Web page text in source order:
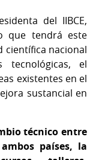
del IIBCE,
que tendrá este
científica nacional
el
existentes en el
sustancial en
técnico entre
países, la